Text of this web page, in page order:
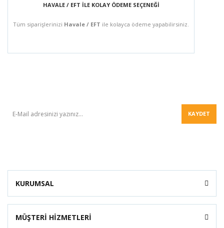
HAVALE / EFT İLE KOLAY ÖDEME SEÇENEĞİ
Tüm siparişlerinizi Havale / EFT ile kolayca ödeme yapabilirsiniz.
KAYDET
KURUMSAL
MÜŞTERİ HİZMETLERİ